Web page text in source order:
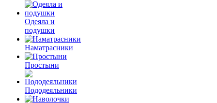
Одеяла и
подушки
Наматрасники
Простыни
Пододеяльники